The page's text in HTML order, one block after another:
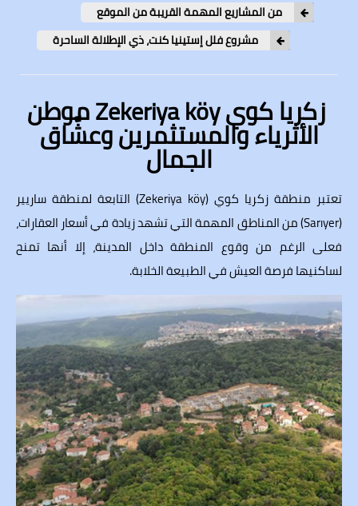
من المشاريع المهمة القريبة من الموقع
مشروع فلل إستينيا كنت، ذي الإطلالة الساحرة
زكريا كوي Zekeriya köy موطن
الأثرياء والمستثمرين وعشَّاق
الجمال
تعتبر منطقة زكريا كوي (Zekeriya köy) التابعة لمنطقة ساريير
(Sarıyer) من المناطق المهمة التي تشهد زيادة في أسعار العقارات،
فعلى الرغم من وقوع المنطقة داخل المدينة، إلا أنها تمنح
لساكنيها فرصة العيش في الطبيعة الخلابة.